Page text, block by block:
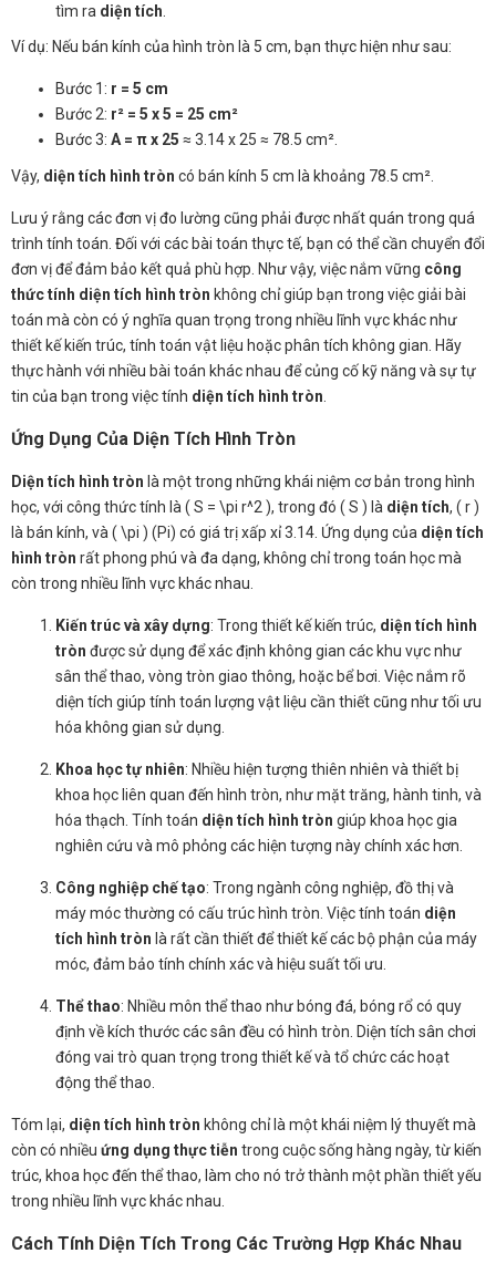
tìm ra diện tích
Ví dụ: Nếu bán kính của hình tròn là 5 cm, bạn thực hiện như sau:
Bước 1: r = 5 cm
Bước 2: r² = 5 x 5 = 25 cm²
Bước 3: A = π x 25 ≈ 3.14 x 25 ≈ 78.5 cm².
Vậy, diện tích hình tròn có bán kính 5 cm là khoảng 78.5 cm².
Lưu ý rằng các đơn vị đo lường cũng phải được nhất quán trong quá
trình tính toán. Đối với các bài toán thực tế, bạn có thể cần chuyển đổi
đơn vị để đảm bảo kết quả phù hợp. Như vậy, việc nắm vững công
thức tính diện tích hình tròn không chỉ giúp bạn trong việc giải bài
toán mà còn có ý nghĩa quan trọng trong nhiều lĩnh vực khác như
thiết kế kiến trúc, tính toán vật liệu hoặc phân tích không gian. Hãy
thực hành với nhiều bài toán khác nhau để củng cố kỹ năng và sự tự
tin của bạn trong việc tính diện tích hình tròn
Ứng Dụng Của Diện Tích Hình Tròn
Diện tích hình tròn là một trong những khái niệm cơ bản trong hình
học, với công thức tính là ( S = \pi r^2 ), trong đó ( S ) là diện tích, ( r )
là bán kính, và ( \pi ) (Pi) có giá trị xấp xỉ 3.14. Ứng dụng của diện tích
hình tròn rất phong phú và đa dạng, không chỉ trong toán học mà
còn trong nhiều lĩnh vực khác nhau.
Kiến trúc và xây dựng: Trong thiết kế kiến trúc, diện tích hình
tròn được sử dụng để xác định không gian các khu vực như
sân thể thao, vòng tròn giao thông, hoặc bể bơi. Việc nắm rõ
diện tích giúp tính toán lượng vật liệu cần thiết cũng như tối ưu
hóa không gian sử dụng.
Khoa học tự nhiên: Nhiều hiện tượng thiên nhiên và thiết bị
khoa học liên quan đến hình tròn, như mặt trăng, hành tinh, và
hóa thạch. Tính toán diện tích hình tròn giúp khoa học gia
nghiên cứu và mô phỏng các hiện tượng này chính xác hơn.
Công nghiệp chế tạo: Trong ngành công nghiệp, đồ thị và
máy móc thường có cấu trúc hình tròn. Việc tính toán diện
tích hình tròn là rất cần thiết để thiết kế các bộ phận của máy
móc, đảm bảo tính chính xác và hiệu suất tối ưu.
Thể thao: Nhiều môn thể thao như bóng đá, bóng rổ có quy
định về kích thước các sân đều có hình tròn. Diện tích sân chơi
đóng vai trò quan trọng trong thiết kế và tổ chức các hoạt
động thể thao.
Tóm lại, diện tích hình tròn không chỉ là một khái niệm lý thuyết mà
còn có nhiều ứng dụng thực tiễn trong cuộc sống hàng ngày, từ kiến
trúc, khoa học đến thể thao, làm cho nó trở thành một phần thiết yếu
trong nhiều lĩnh vực khác nhau.
Cách Tính Diện Tích Trong Các Trường Hợp Khác Nhau